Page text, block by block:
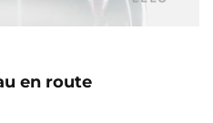
en route